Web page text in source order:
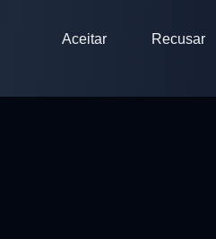
Aceitar Recusar